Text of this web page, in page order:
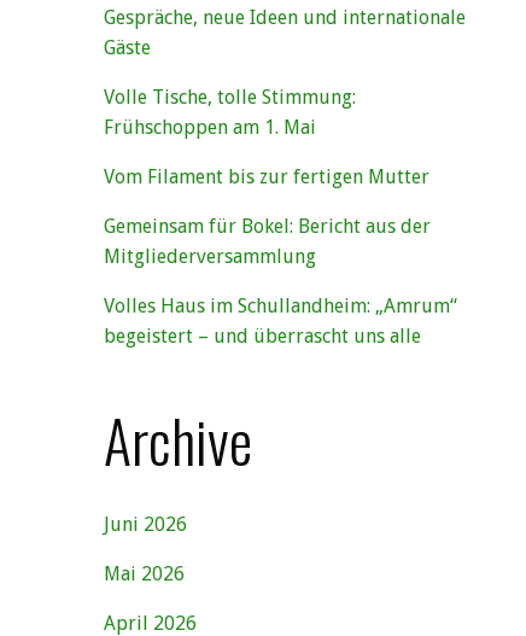
Gespräche, neue Ideen und internationale
Gäste
Volle Tische, tolle Stimmung:
Frühschoppen am 1. Mai
Vom Filament bis zur fertigen Mutter
Gemeinsam für Bokel: Bericht aus der
Mitgliederversammlung
Volles Haus im Schullandheim: „Amrum“
begeistert – und überrascht uns alle
Archive
Juni 2026
Mai 2026
April 2026